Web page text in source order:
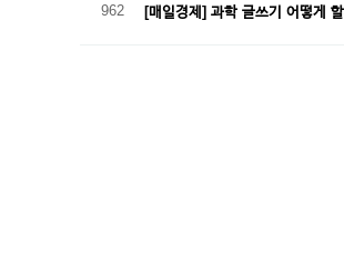
962 [매일경제] 과학 글쓰기 어떻게